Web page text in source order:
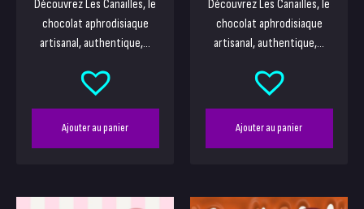
Découvrez Les Canailles, le
chocolat aphrodisiaque
artisanal, authentique,...
Ajouter au panier
Découvrez Les Canailles, le
chocolat aphrodisiaque
artisanal, authentique,...
Ajouter au panier